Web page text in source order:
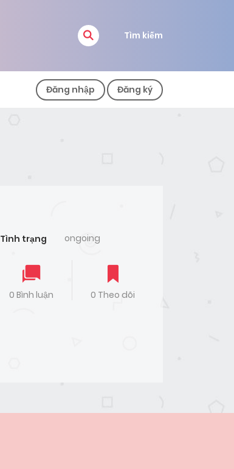
Tìm kiếm
Đăng nhập Đăng ký
Tình trạng ongoing
0 Bình luận 0 Theo dõi